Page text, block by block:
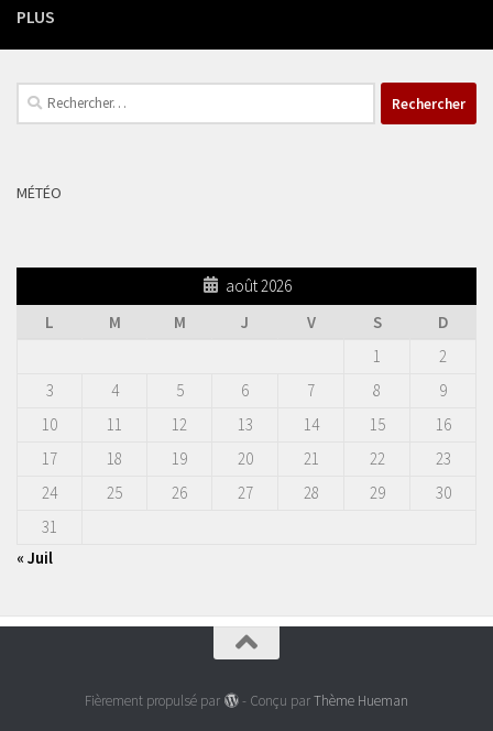
PLUS
Rechercher :
MÉTÉO
août 2026
L
M M J V S
D
1
2
3
4 5 6 7 8
9
10
11 12 13 14 15
16
17
18 19 20 21 22
23
24
25 26 27 28 29
30
31
« Juil
Fièrement propulsé par - Conçu parThème Hueman